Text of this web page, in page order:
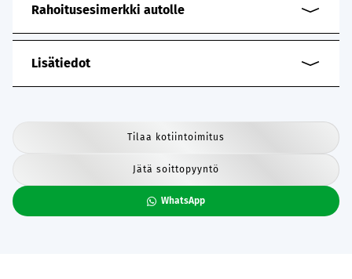
Rahoitusesimerkki autolle
Lisätiedot
Tilaa kotiintoimitus
Jätä soittopyyntö
WhatsApp